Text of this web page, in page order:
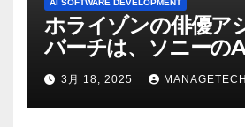
ホライゾンの俳優ア
バーチは、ソニーの
ビデオを見て「ゲー
マンスという芸術形
感じた」と語る –
3月 18, 2025 MANAGETECH